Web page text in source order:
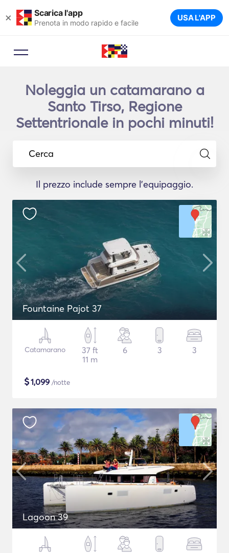
× Scarica l'app
Prenota in modo rapido e facile USA L'APP
Noleggia un catamarano a
Santo Tirso, Regione
Settentrionale in pochi minuti!
Cerca
Il prezzo include sempre l'equipaggio.
Fountaine Pajot 37
Catamarano
37 ft
11 m
6 3 3
$1,099 /notte
Lagoon 39